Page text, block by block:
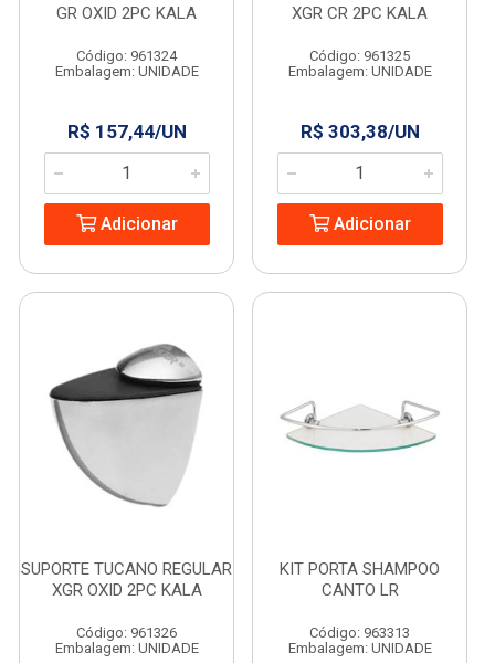
GR OXID 2PC KALA
Código: 961324
Embalagem: UNIDADE
R$ 157,44/UN
Adicionar
XGR CR 2PC KALA
Código: 961325
Embalagem: UNIDADE
R$ 303,38/UN
Adicionar
SUPORTE TUCANO REGULAR
XGR OXID 2PC KALA
Código: 961326
Embalagem: UNIDADE
KIT PORTA SHAMPOO
CANTO LR
Código: 963313
Embalagem: UNIDADE